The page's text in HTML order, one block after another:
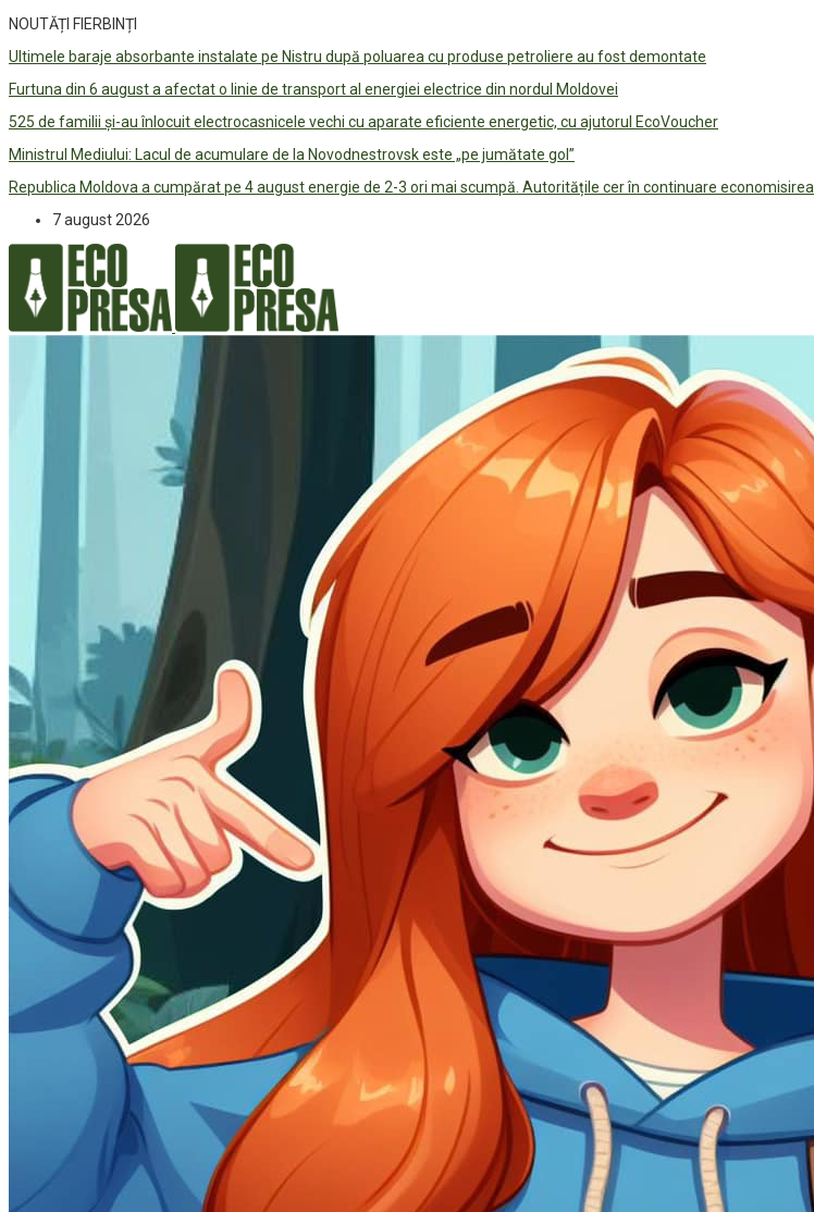
NOUTĂȚI FIERBINȚI
Ultimele baraje absorbante instalate pe Nistru după poluarea cu produse petroliere au fost demontate
Furtuna din 6 august a afectat o linie de transport al energiei electrice din nordul Moldovei
525 de familii și-au înlocuit electrocasnicele vechi cu aparate eficiente energetic, cu ajutorul EcoVoucher
Ministrul Mediului: Lacul de acumulare de la Novodnestrovsk este „pe jumătate gol”
Republica Moldova a cumpărat pe 4 august energie de 2-3 ori mai scumpă. Autoritățile cer în continuare economisirea
7 august 2026